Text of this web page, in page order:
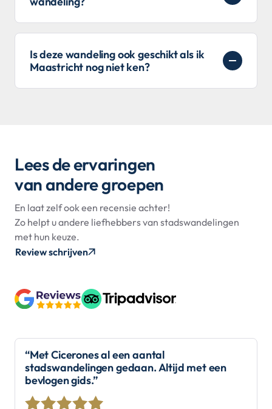
Is deze wandeling ook geschikt als ik
Maastricht nog niet ken?
Lees de ervaringen
van andere groepen
En laat zelf ook een recensie achter!
Zo helpt u andere liefhebbers van stadswandelingen
met hun keuze.
Review schrijven
“Met Cicerones al een aantal
stadswandelingen gedaan. Altijd met een
bevlogen gids.”